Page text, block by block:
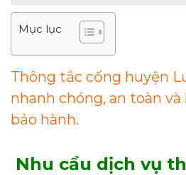
Mục lục
Thông tắc cống huyện
nhanh chóng, an toàn và
bảo hành.
Nhu cầu dịch vụ